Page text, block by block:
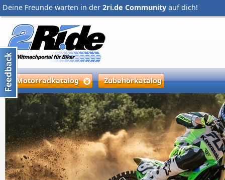
Deine Freunde warten in der 2ri.de Community auf dich!
Motorradkatalog Zubehörkatalog